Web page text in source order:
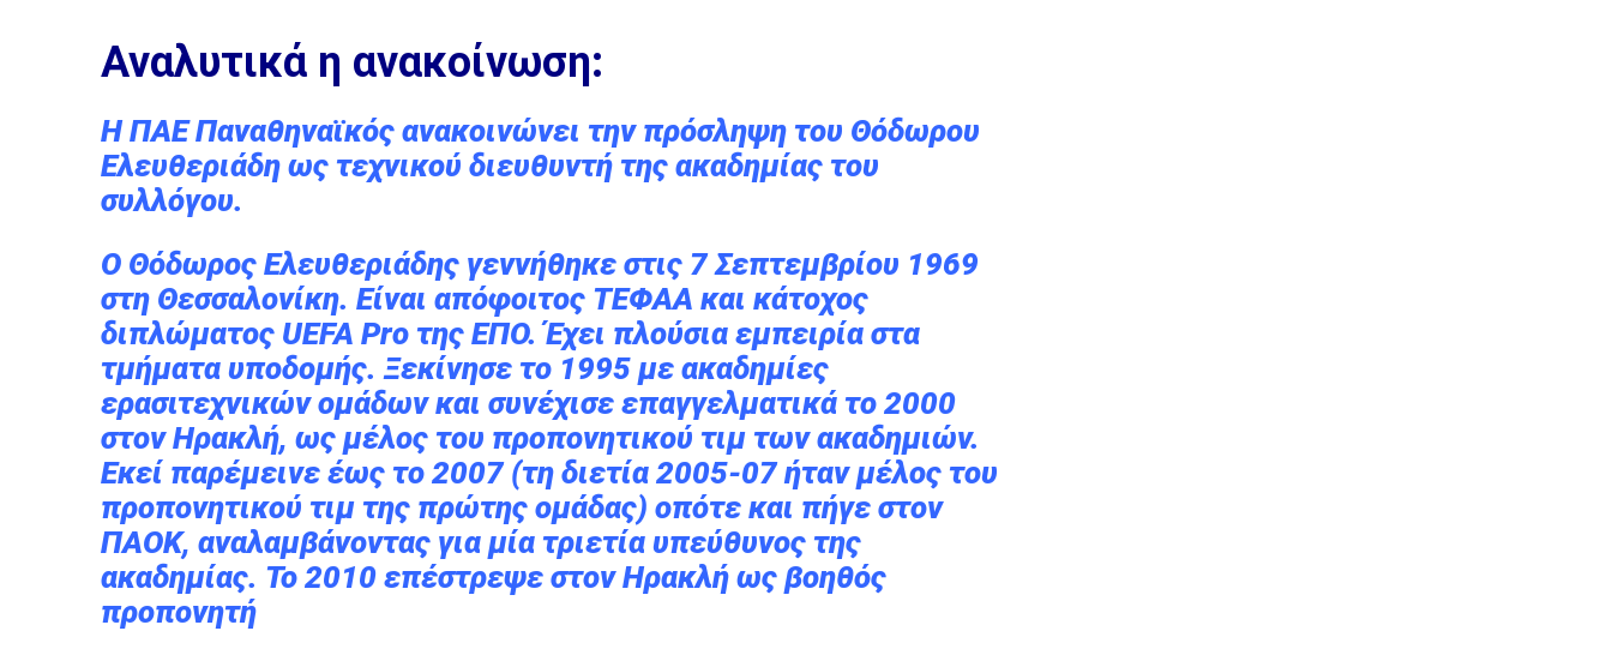
Αναλυτικά η ανακοίνωση:
Η ΠΑΕ Παναθηναϊκός ανακοινώνει την πρόσληψη του Θόδωρου
Ελευθεριάδη ως τεχνικού διευθυντή της ακαδημίας του
συλλόγου.
Ο Θόδωρος Ελευθεριάδης γεννήθηκε στις 7 Σεπτεμβρίου 1969
στη Θεσσαλονίκη. Είναι απόφοιτος ΤΕΦΑΑ και κάτοχος
διπλώματος UEFA Pro της ΕΠΟ. Έχει πλούσια εμπειρία στα
τμήματα υποδομής. Ξεκίνησε το 1995 με ακαδημίες
ερασιτεχνικών ομάδων και συνέχισε επαγγελματικά το 2000
στον Ηρακλή, ως μέλος του προπονητικού τιμ των ακαδημιών.
Εκεί παρέμεινε έως το 2007 (τη διετία 2005-07 ήταν μέλος του
προπονητικού τιμ της πρώτης ομάδας) οπότε και πήγε στον
ΠΑΟΚ, αναλαμβάνοντας για μία τριετία υπεύθυνος της
ακαδημίας. Το 2010 επέστρεψε στον Ηρακλή ως βοηθός
προπονητή